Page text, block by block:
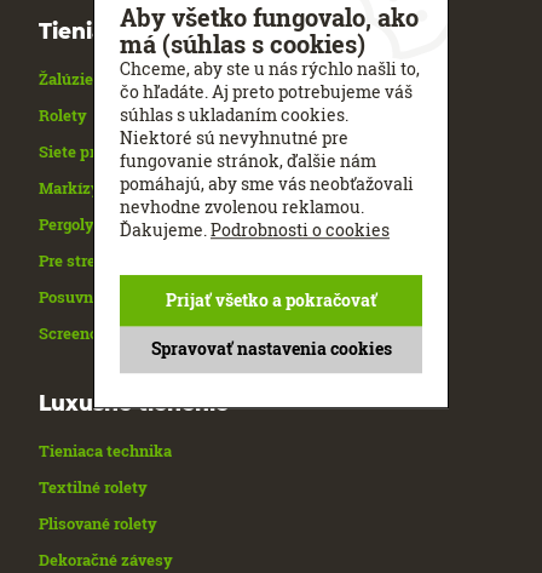
Tieniaca technika
Žalúzie
Rolety
Siete proti hmyzu
Markízy
Pergoly
Pre strešné okná
Posuvné panelové steny a kolejnice
Screenové clony
Luxusné tienenie
Tieniaca technika
Textilné rolety
Plisované rolety
Dekoračné závesy
Aby všetko fungovalo, ako
má (súhlas s cookies)
Chceme, aby ste u nás rýchlo našli to,
čo hľadáte. Aj preto potrebujeme váš
súhlas s ukladaním cookies.
Niektoré sú nevyhnutné pre
fungovanie stránok, ďalšie nám
pomáhajú, aby sme vás neobťažovali
nevhodne zvolenou reklamou.
Ďakujeme.Podrobnosti o cookies
Spravovať nastavenia cookies
Prijať všetko a pokračovať